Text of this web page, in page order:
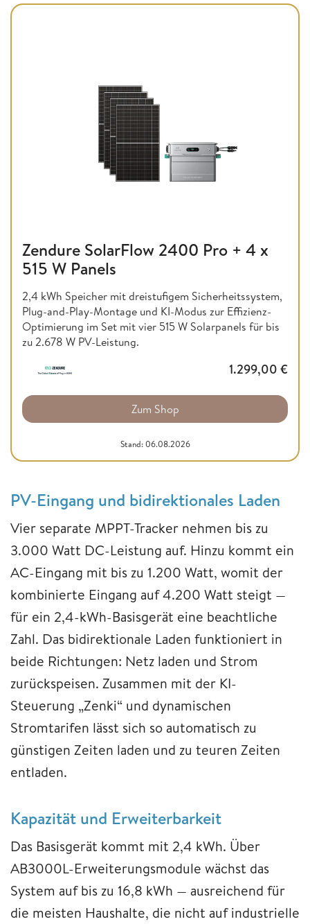
Zendure SolarFlow 2400 Pro + 4 x
515 W Panels
2,4 kWh Speicher mit dreistufigem Sicherheitssystem,
Plug-and-Play-Montage und KI-Modus zur Effizienz-
Optimierung im Set mit vier 515 W Solarpanels für bis
zu 2.678 W PV-Leistung.
1.299,00 €
Zum Shop
Stand: 06.08.2026
PV-Eingang und bidirektionales Laden
Vier separate MPPT-Tracker nehmen bis zu
3.000 Watt DC-Leistung auf. Hinzu kommt ein
AC-Eingang mit bis zu 1.200 Watt, womit der
kombinierte Eingang auf 4.200 Watt steigt —
für ein 2,4-kWh-Basisgerät eine beachtliche
Zahl. Das bidirektionale Laden funktioniert in
beide Richtungen: Netz laden und Strom
zurückspeisen. Zusammen mit der KI-
Steuerung „Zenki“ und dynamischen
Stromtarifen lässt sich so automatisch zu
günstigen Zeiten laden und zu teuren Zeiten
entladen.
Kapazität und Erweiterbarkeit
Das Basisgerät kommt mit 2,4 kWh. Über
AB3000L-Erweiterungsmodule wächst das
System auf bis zu 16,8 kWh — ausreichend für
die meisten Haushalte, die nicht auf industrielle